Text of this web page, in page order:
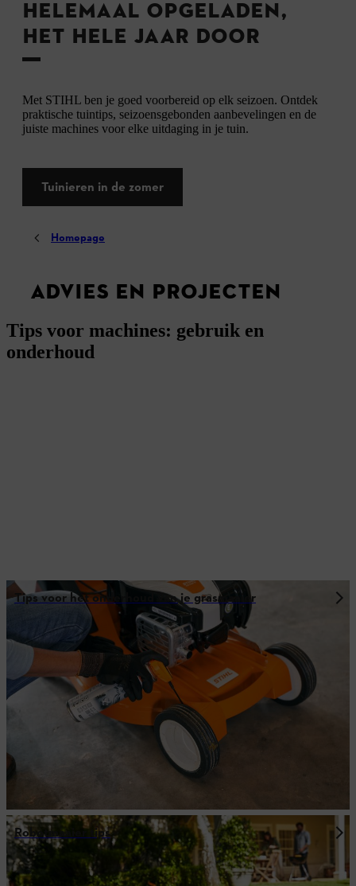
HELEMAAL OPGELADEN,
HET HELE JAAR DOOR
Met STIHL ben je goed voorbereid op elk seizoen. Ontdek
praktische tuintips, seizoensgebonden aanbevelingen en de
juiste machines voor elke uitdaging in je tuin.
Tuinieren in de zomer
Homepage
ADVIES EN PROJECTEN
Tips voor machines: gebruik en
onderhoud
Tips voor het onderhoud van je grasmaaier
Robotmaaier tips